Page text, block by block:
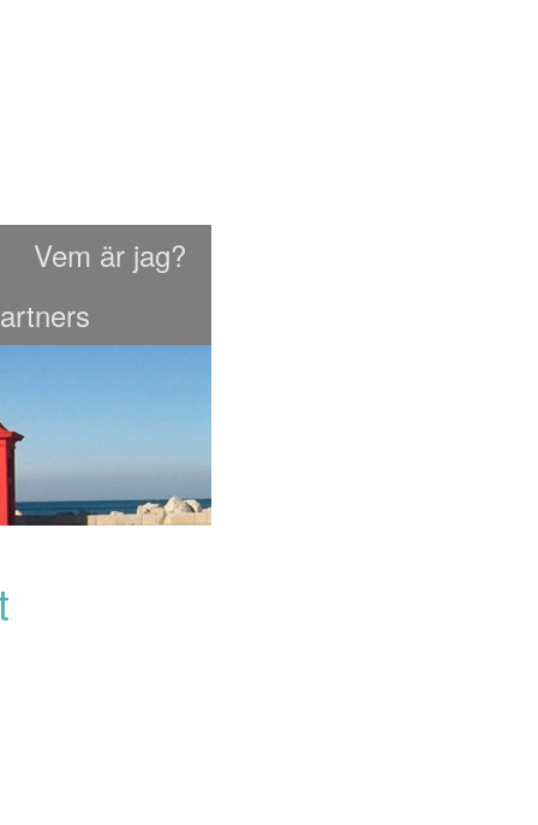
Vem är jag?